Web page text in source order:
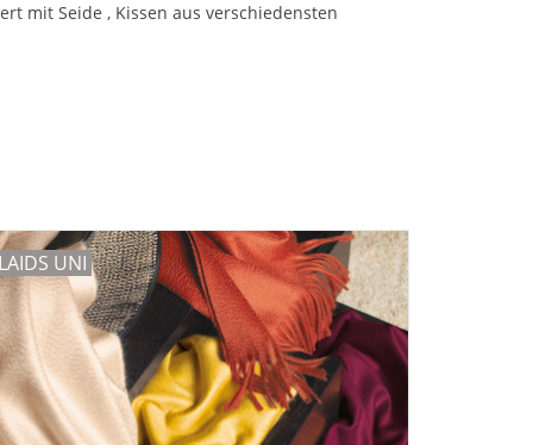
mit Seide , Kissen aus verschiedensten
UNI